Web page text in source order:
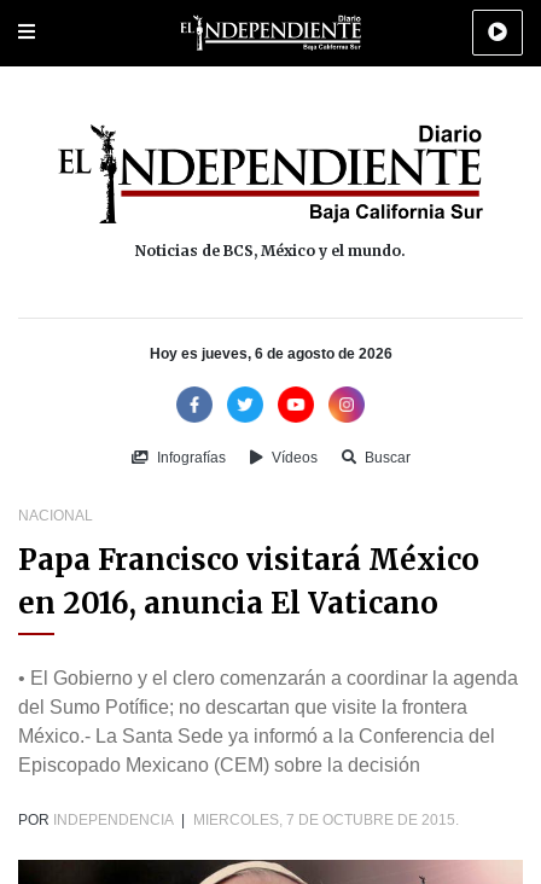
Portada Los Cabos Policiaca Deportes Cultura
Noticias de BCS, México y el mundo.
Hoy es jueves, 6 de agosto de 2026
Infografías Vídeos Buscar
NACIONAL
Papa Francisco visitará México
en 2016, anuncia El Vaticano
• El Gobierno y el clero comenzarán a coordinar la agenda
del Sumo Potífice; no descartan que visite la frontera
México.- La Santa Sede ya informó a la Conferencia del
Episcopado Mexicano (CEM) sobre la decisión
POR INDEPENDENCIA MIERCOLES, 7 DE OCTUBRE DE 2015.